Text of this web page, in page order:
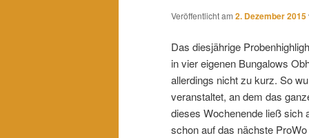
Veröffentlicht am 2. Dezember 2015
Das diesjährige
in vier eigenen Bungalows
allerdings nicht zu kurz. So
veranstaltet, an dem das
dieses Wochenende ließ sich
schon auf das nächste